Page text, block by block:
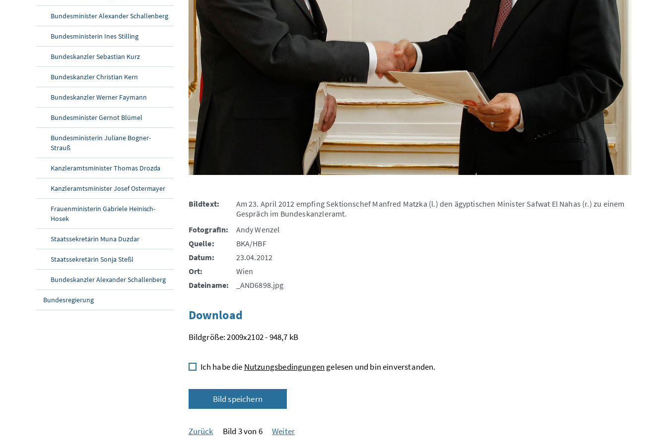
Bundesminister Alexander Schallenberg
Bundesministerin Ines Stilling
Bundeskanzler Sebastian Kurz
Bundeskanzler Christian Kern
Bundeskanzler Werner Faymann
Bundesminister Gernot Blümel
Bundesministerin Juliane Bogner-
Strauß
Kanzleramtsminister Thomas Drozda
Kanzleramtsminister Josef Ostermayer
Frauenministerin Gabriele Heinisch-
Hosek
Staatssekretärin Muna Duzdar
Staatssekretärin Sonja Steßl
Bundeskanzler Alexander Schallenberg
Bundesregierung
Bildtext:
Am 23. April 2012 empfing Sektionschef Manfred Matzka (l.) den ägyptischen Minister Safwat El Nahas (r.) zu einem
Gespräch im Bundeskanzleramt.
FotografIn:
Andy Wenzel
Quelle:
BKA/HBF
Datum:
23.04.2012
Ort:
Wien
Dateiname:
_AND6898.jpg
Download
Bildgröße: 2009x2102 - 948,7 kB
Ich habe die Nutzungsbedingungen gelesen und bin einverstanden.
Bild speichern
Zurück Bild 3 von 6 Weiter